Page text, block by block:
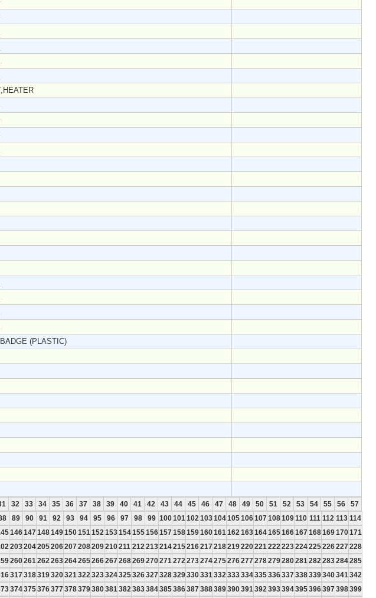
(PLASTIC)
32 33 34 35 36 37 38 39 40 41 42 43 44 45 46 47 48 49 50 51 52 53 54 55 56
57
89 90 91 92 93 94 95 96 97 98 99 100101 102 103104105106107108109110 111 112 113 114
146147148149150151 152 153154155156157158159160161 162 163164165166167168169170171
203204205206207208209210211 212 213214215216217218219220221 222 223224225226227228
260261 262 263264265266267268269270271 272 273274275276277278279280281 282 283284285
317318319320321 322 323324325326327328329330331 332 333334335336337338339340341 342
374375376377378379380381 382 383384385386387388389390391 392 393394395396397398399